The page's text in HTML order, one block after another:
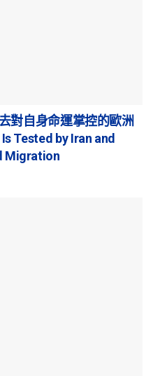
對自身命運掌控的歐洲
Tested by Iran and
Migration